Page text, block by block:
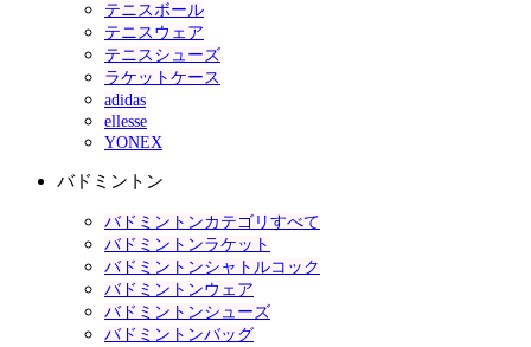
テニスボール
テニスウェア
テニスシューズ
ラケットケース
adidas
ellesse
YONEX
バドミントン
バドミントンカテゴリすべて
バドミントンラケット
バドミントンシャトルコック
バドミントンウェア
バドミントンシューズ
バドミントンバッグ